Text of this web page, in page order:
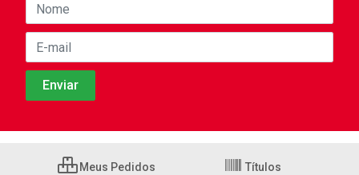
Meus Pedidos Títulos